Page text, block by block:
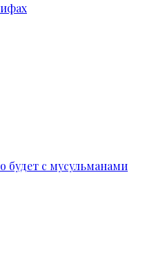
будет с мусульманами